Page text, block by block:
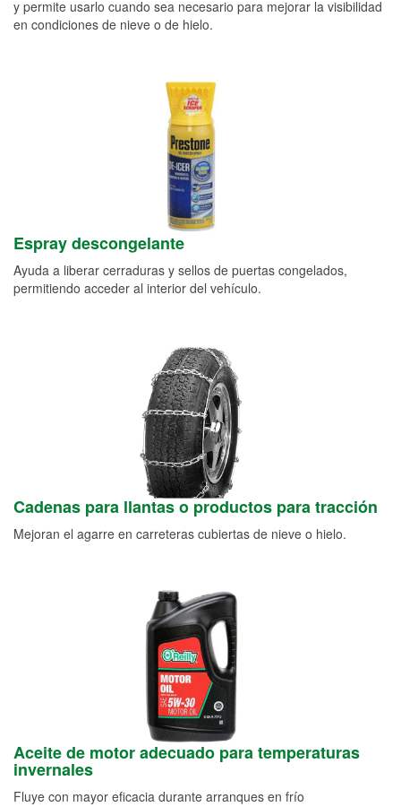
y permite usarlo cuando sea necesario para mejorar la visibilidad
en condiciones de nieve o de hielo.
Espray descongelante
Ayuda a liberar cerraduras y sellos de puertas congelados,
permitiendo acceder al interior del vehículo.
Cadenas para llantas o productos para tracción
Mejoran el agarre en carreteras cubiertas de nieve o hielo.
Aceite de motor adecuado para temperaturas
invernales
Fluye con mayor eficacia durante arranques en frío